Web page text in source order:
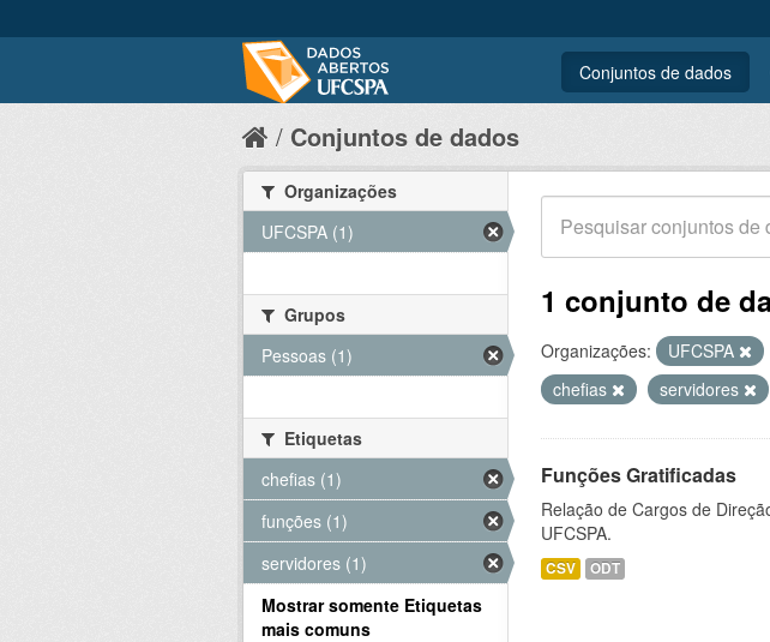
Conjuntos de dados
Conjuntos de dados
1 conjunto de
Organizações: UFCSPA
chefias
servidores
Funções Gratificadas
Relação de Cargos de
UFCSPA.
CSV ODT
Organizações
UFCSPA (1)
Grupos
Pessoas (1)
Etiquetas
chefias (1)
funções (1)
servidores (1)
Mostrar somente Etiquetas
mais comuns